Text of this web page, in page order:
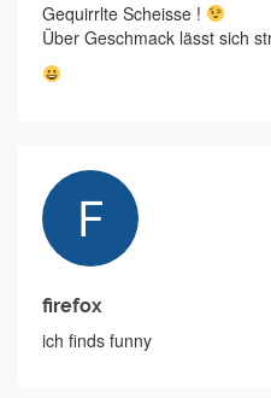
Gequirrlte Scheisse !
Über Geschmack lässt sich
firefox
ich finds funny